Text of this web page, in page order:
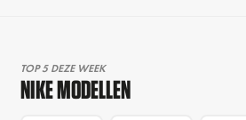
TOP 5 DEZE WEEK
NIKE MODELLEN